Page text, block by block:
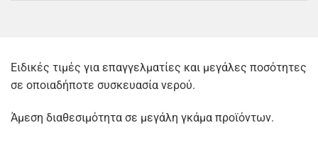
Ειδικές τιμές για επαγγελματίες και μεγάλες ποσότητες
σε οποιαδήποτε συσκευασία νερού.
Άμεση διαθεσιμότητα σε μεγάλη γκάμα προϊόντων.